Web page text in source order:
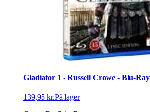
Gladiator 1 - Russell Crowe - Blu-Ray
139,95 kr.På lager